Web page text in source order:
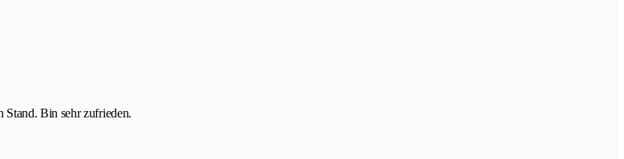
Stand. Bin sehr zufrieden.